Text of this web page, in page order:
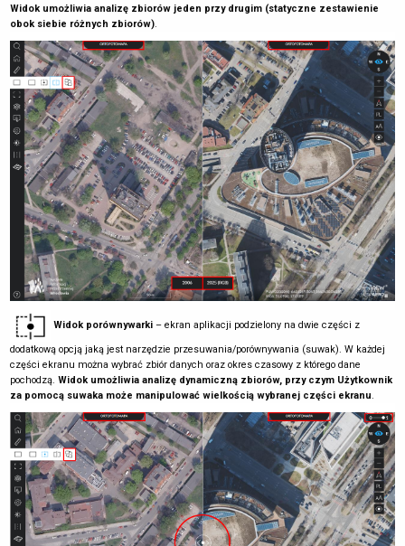
Widok umożliwia analizę zbiorów jeden przy drugim (statyczne zestawienie
obok siebie różnych zbiorów).
Widok porównywarki– ekran aplikacji podzielony na dwie części z
dodatkową opcją jaką jest narzędzie przesuwania/porównywania (suwak). W każdej
części ekranu można wybrać zbiór danych oraz okres czasowy z którego dane
pochodzą. Widok umożliwia analizę dynamiczną zbiorów, przy czym Użytkownik
za pomocą suwaka może manipulować wielkością wybranej części ekranu.